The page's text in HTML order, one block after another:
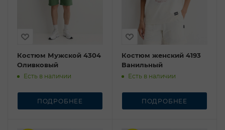
Костюм Мужской 4304
Оливковый
Есть в наличии
ПОДРОБНЕЕ
Костюм женский 4193
Ванильный
Есть в наличии
ПОДРОБНЕЕ